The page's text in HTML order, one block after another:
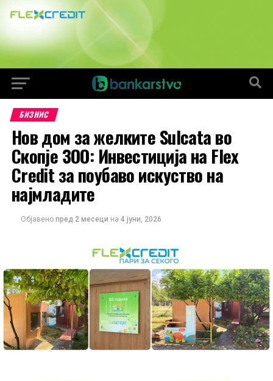
БИЗНИС
Нов дом за желките Sulcata во
Скопје ЗОО: Инвестиција на Flex
Credit за поубаво искуство на
најмладите
Објавено пред 2 месеци на 4 јуни, 2026